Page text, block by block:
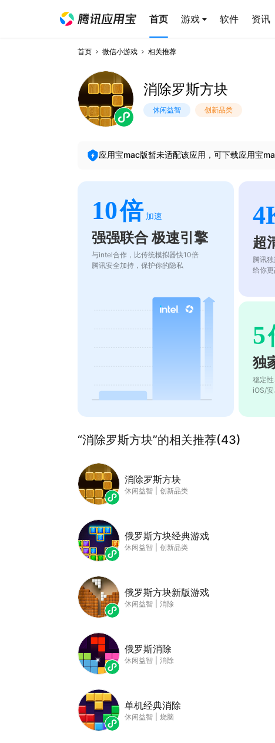
首页 游戏 软件 资讯
首页 微信小游戏 相关推荐
消除罗斯方块
休闲益智 创新品类
应用宝mac版暂未适配该应用，可下载应用宝
10倍 加速
强强联合 极速引擎
与intel合作，比传统模拟器快10倍
腾讯安全加持，保护你的隐私
超
腾讯
给你
5
独
稳定
iOS/
“消除罗斯方块”的相关推荐(43)
消除罗斯方块
休闲益智 创新品类
俄罗斯方块经典游戏
休闲益智 创新品类
俄罗斯方块新版游戏
休闲益智 消除
俄罗斯消除
休闲益智 消除
单机经典消除
休闲益智 烧脑